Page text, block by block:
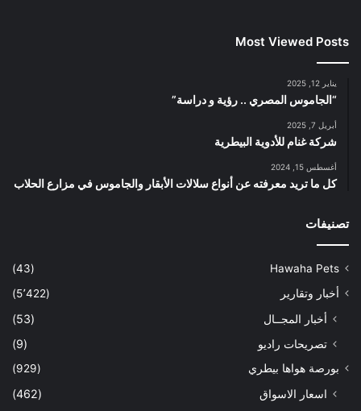
Most Viewed Posts
يناير 12, 2025
“الجاموس المصري .. رؤية و دراسة”
أبريل 7, 2025
شركة غنام للأدوية البيطرية
أغسطس 15, 2024
كل ما تريد معرفته عن أنواع سلالات الأبقار والجاموس في مزارع الحلاب
تصنيفات
Hawaha Pets
(43)
أخبار وتقارير
(5٬422)
أخبار المجــال
(53)
تصريحات راديو
(9)
بورصة هواها بيطري (929)
اسعار الاسواق
(462)